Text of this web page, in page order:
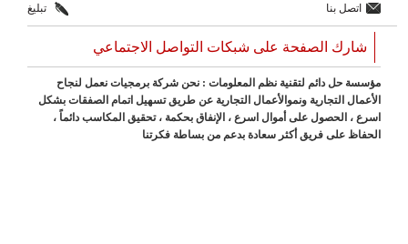
اتصل بنا تبليغ
شارك الصفحة على شبكات التواصل الاجتماعي
مؤسسة حل دائم لتقنية نظم المعلومات : نحن شركة برمجيات نعمل لنجاح
الأعمال التجارية ونموالأعمال التجارية عن طريق تسهيل اتمام الصفقات بشكل
اسرع ، الحصول على أموال اسرع ، الإنفاق بحكمة ، تحقيق المكاسب دائماً ،
الحفاظ على فريق أكثر سعادة بدعم من بساطة فكرتنا